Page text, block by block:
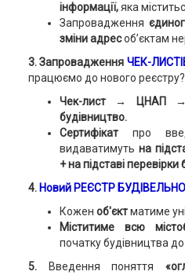
інформації,яка
Запровадження
зміни адресоб’єктам
3. Запровадження ЧЕК-
працюємо до нового реєстру?
Чек-лист → ЦНАП
будівництво.
Сертифікатпро
видаватимуть на
+ на підставі перевірки
4. Новий РЕЄСТР
Кожен об'єктматиме
Міститиме всю
початку будівництва
5.
Введення поняття